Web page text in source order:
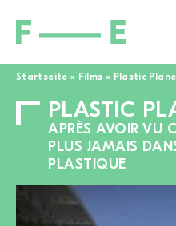
Startseite » Films » Plastic
PLASTIC
APRÈS AVOIR VU
PLUS JAMAIS
PLASTIQUE
FILMS
FESTIVAL
ENGAGEMENT
Rechercher :